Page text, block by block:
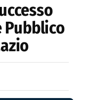
Pubblico